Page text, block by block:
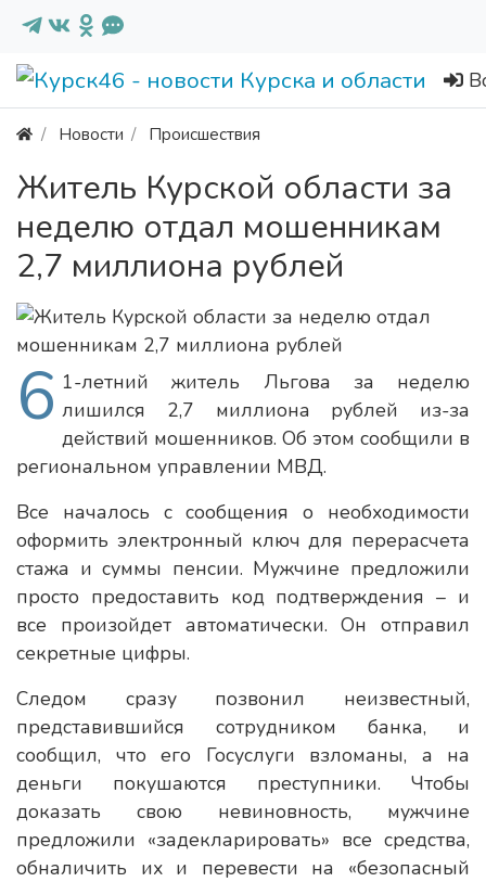
Новости Происшествия
Житель Курской области за
неделю отдал мошенникам
2,7 миллиона рублей
6 1-летний житель Льгова за неделю
лишился 2,7 миллиона рублей из-за
действий мошенников. Об этом сообщили в
региональном управлении МВД.
Все началось с сообщения о необходимости
оформить электронный ключ для перерасчета
стажа и суммы пенсии. Мужчине предложили
просто предоставить код подтверждения – и
все произойдет автоматически. Он отправил
секретные цифры.
Следом сразу позвонил неизвестный,
представившийся сотрудником банка, и
сообщил, что его Госуслуги взломаны, а на
деньги покушаются преступники. Чтобы
доказать свою невиновность, мужчине
предложили «задекларировать» все средства,
обналичить их и перевести на «безопасный